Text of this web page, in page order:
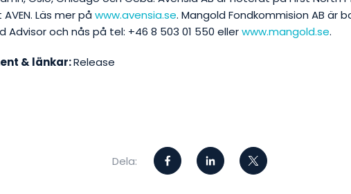
Läs mer på www.avensia.se. Mangold Fondkommision AB är
Advisor och nås på tel: +46 8 503 01 550 ellerwww.mangold.se.
& länkar:Release
Dela: